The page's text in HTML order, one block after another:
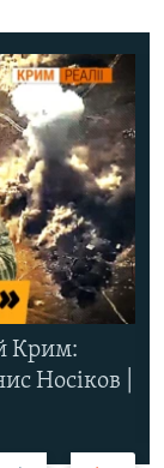
Крим:
Носіков |